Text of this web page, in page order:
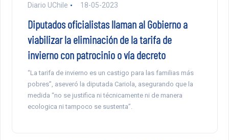
Diario UChile 18-05-2023
Diputados oficialistas llaman al Gobierno a
viabilizar la eliminación de la tarifa de
invierno con patrocinio o vía decreto
“La tarifa de invierno es un castigo para las familias más
pobres”, aseveró la diputada Cariola, asegurando que la
medida “no se justifica ni técnicamente ni de manera
ecologica ni tampoco se sustenta”.